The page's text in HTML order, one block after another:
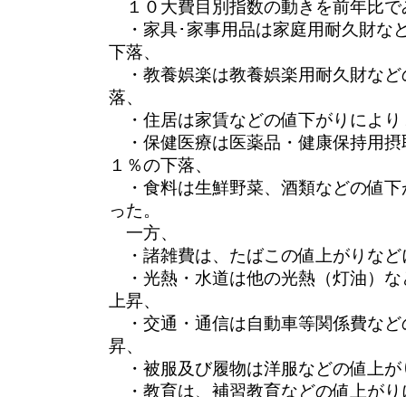
１０大費目別指数の動きを前年比で
・家具･家事用品は家庭用耐久財な
下落、
・教養娯楽は教養娯楽用耐久財な
落、
・住居は家賃などの値下がりにより
・保健医療は医薬品・健康保持用
１％の下落、
・食料は生鮮野菜、酒類などの値
った。
一方、
・諸雑費は、たばこの値上がりな
・光熱・水道は他の光熱（灯油）
上昇、
・交通・通信は自動車等関係費な
昇、
・被服及び履物は洋服などの値上
・教育は、補習教育などの値上が